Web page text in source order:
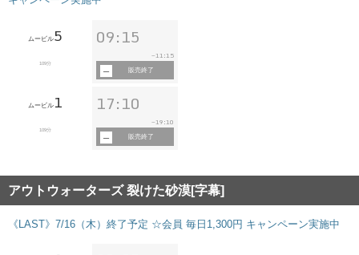
ムービル5
109分
09:15
~11:15
販売終了
ムービル 1
109分
17:10
~19:10
販売終了
アウトウォーターズ 裂けた砂漠[字幕]
《LAST》7/16（木）終了予定 ☆会員 毎日1,300円 キャンペーン実施中